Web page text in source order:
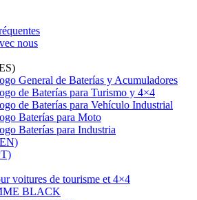
nous
General de Baterías y Acumuladores
de Baterías para Turismo y 4×4
de Baterías para Vehículo Industrial
Baterías para Moto
Baterías para Industria
voitures de tourisme et 4×4
BLACK